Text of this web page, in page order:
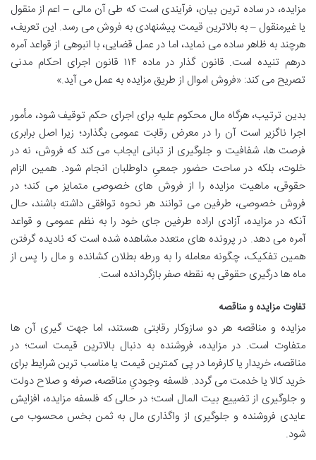
مزایده، در ساده ترین بیان، فرآیندی است که طی آن مالی – اعم از منقول
یا غیرمنقول – به بالاترین قیمت پیشنهادی به فروش می رسد. این تعریف،
هرچند به ظاهر ساده می نماید، اما در عمل قضایی، با انبوهی از قواعد آمره
درهم تنیده است. قانون گذار در ماده ۱۱۴ قانون اجرای احکام مدنی
تصریح می کند: «فروش اموال از طریق مزایده به عمل می آید.»
بدین ترتیب، هرگاه مال محکوم علیه برای اجرای حکم توقیف شود، مأمور
اجرا ناگزیر است آن را در معرض رقابت عمومی بگذارد؛ زیرا اصل برابری
فرصت ها، شفافیت و جلوگیری از تبانی ایجاب می کند که فروش، نه در
خلوت، بلکه در ساحت حضور جمعیِ داوطلبان انجام شود. همین الزام
حقوقی، ماهیت مزایده را از فروش های خصوصی متمایز می کند؛ در
فروش خصوصی، طرفین می توانند هر نحوه توافقی داشته باشند، حال
آنکه در مزایده، آزادی اراده طرفین جای خود را به نظم عمومی و قواعد
آمره می دهد. در پرونده های متعدد مشاهده شده است که نادیده گرفتن
همین تفکیک، چگونه معامله را به ورطه بطلان کشانده و مال را پس از
ماه ها درگیری حقوقی به نقطه صفر بازگردانده است.
تفاوت مزایده و مناقصه
مزایده و مناقصه هر دو سازوکار رقابتی هستند، اما جهت گیری آن ها
متفاوت است. در مزایده، فروشنده به دنبال بالاترین قیمت است؛ در
مناقصه، خریدار یا کارفرما در پی کمترین قیمت یا مناسب ترین شرایط برای
خرید کالا یا خدمت می گردد. فلسفه وجودیِ مناقصه، صرفه و صلاح دولت
و جلوگیری از تضییع بیت المال است؛ در حالی که فلسفه مزایده، افزایش
عایدی فروشنده و جلوگیری از واگذاری مال به ثمن بخس محسوب می
شود.